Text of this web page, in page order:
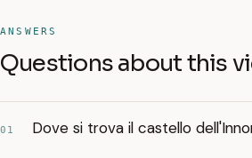
ANSWERS
Questions about this
01 Dove si trova il castello